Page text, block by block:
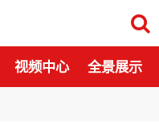
视频中心 全景展示